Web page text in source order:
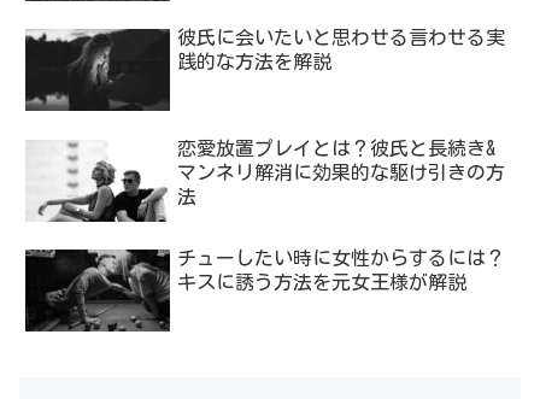
彼氏に会いたいと思わせる言わせる実
践的な方法を解説
恋愛放置プレイとは？彼氏と長続き&
マンネリ解消に効果的な駆け引きの方
法
チューしたい時に女性からするには？
キスに誘う方法を元女王様が解説